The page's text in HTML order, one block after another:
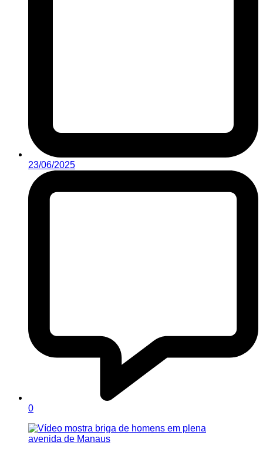
23/06/2025
0